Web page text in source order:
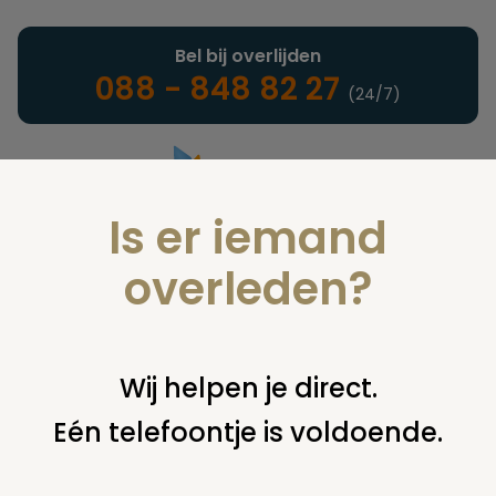
Landelijke uitvaartonderneming
Bel bij overlijden
088 - 848 82 27 (24/7)
U bent hier: home juridisch begraven eigen graf, particulier
grafrechten dubbel betaald?
Is er iemand
overleden?
Wij helpen je direct.
Eén telefoontje is voldoende.